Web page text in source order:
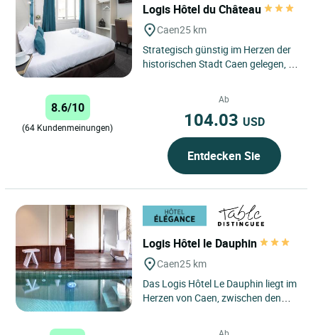
Logis Hôtel du Château
Caen25 km
Strategisch günstig im Herzen der
historischen Stadt Caen gelegen, ist
8.6/10
(64 Kundenmeinungen)
Ab
104.03 USD
Entdecken Sie
Logis Hôtel le Dauphin
Caen25 km
Das Logis Hôtel Le Dauphin liegt im
Herzen von Caen, zwischen den
Ab